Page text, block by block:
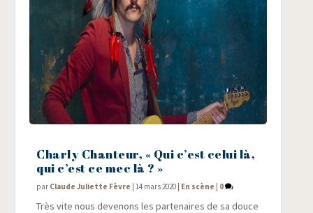
Charly Chanteur, « Qui c’est celui là,
qui c’est ce mec là ? »
par Claude Juliette Fèvre |14 mars 2020 En scène 0
Très vite nous deve­nons les par­te­naires de sa douce